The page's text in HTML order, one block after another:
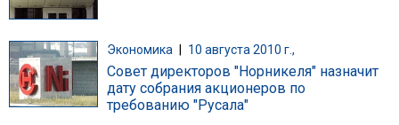
Экономика | 10 августа 2010 г.,
Совет директоров "Норникеля" назначит
дату собрания акционеров по
требованию "Русала"